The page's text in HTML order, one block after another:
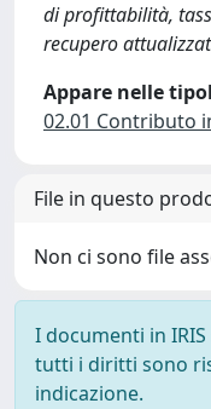
di profittabilità,
recupero
Appare nelle
02.01 Contributo
File in questo
Non ci sono file
I documenti in
tutti i diritti sono
indicazione.